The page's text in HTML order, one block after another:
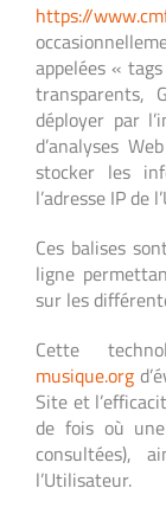
https://
appelées «
déployer par
d’analyses
stocker les
l’adresse IP de
Ces balises
ligne
sur les
Cette
musique.org
Site et
de fois où
consultées),
l’Utilisateur.